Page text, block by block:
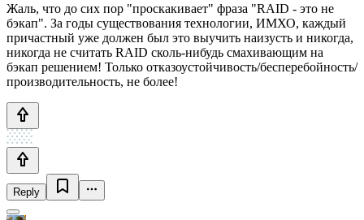
Жаль, что до сих пор "проскакивает" фраза "RAID - это не
бэкап". За годы существования технологии, ИМХО, каждый
причастный уже должен был это выучить наизусть и никогда,
никогда не считать RAID сколь-нибудь смахивающим на
бэкап решением! Только отказоустойчивость/бесперебойность/
производительность, не более!
Reply